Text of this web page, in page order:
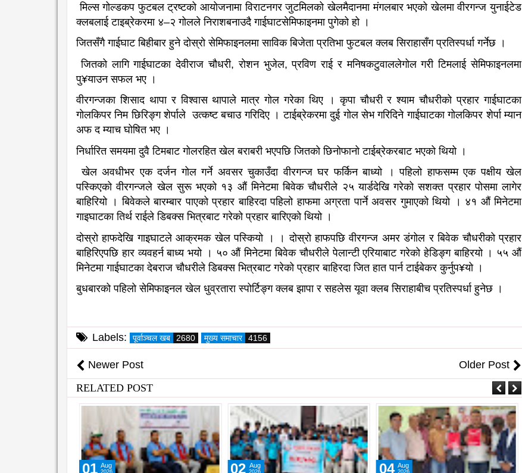
मिल्स गोल्डकप फुटबल ट्रष्टको आयोजनामा विराटनगर जुटमिलको खेलमैदानमा मंगलबार भएको खेलमा वीरगन्ज युनाईटेड
क्लबलाई टाइब्रेकरमा ४–२ गोलले निराशबनाउदै गाईघाटसेमिफाइनमा पुगेको हो ।
जितसँगै गाईघाट बिहीबार हुने दोस्रो सेमिफाइनलमा साविक बिजेता प्रतिभा फुटबल क्लब सिराहासँग प्रतिस्पर्धा गर्नेछ ।
जितको लागि गाईघाटका देवीराज चौधरी, रोशन भुजेल, प्रविण राई र मनिषकटुवाललेगोल गरी टिमलाई सेमिफाइनलमा
पु¥याउन सफल भए ।
वीरगन्जका शिसाद थापा र विश्वास थापाले मात्र गोल गरेका थिए । कृपा चौधरी र श्याम चौधरीको प्रहार गाईघाटका
गोलकिपर निम छिरिङ्ग शेर्पाले उत्कष्ट बचाउ गरिदिए । टाईब्रेकरमा दुई गोल सेभ गरिदिने गाईघाटका गोलकिपर शेर्पा म्यान
अफ द म्याच घोषित भए ।
निर्धारित समयमा दुवै टिमबाट गोलरहित खेल बराबरी भएपछि जितको छिनोफानो टाईब्रेकरबाट भएको थियो ।
खेल अवधीभर एक दर्जन गोल गर्ने अवसर चुकाउँदा वीरगन्ज घर फर्किन बाध्यो । पहिलो हाफसम्म एक पक्षीय खेल
पस्किएको वीरगन्जले खेल सुरू भएको १३ औं मिनेटमा बिवेक चौधरीले २५ यार्डदेखि गरेको सशक्त प्रहार पोसमा लागेर
बाहिरियो । बिवेकले बारम्बार पाएको प्रहार बाहिरदा पहिलो हाफमा अग्रता पार्ने अवसर गुमाएको थियो । ४१ औं मिनेटमा
गाइघाटका तिर्थ राईले डिबक्स भित्रबाट गरेको प्रहार बारिएको थियो ।
दोस्रो हाफदेखि गाइघाटले आक्रमक खेल पस्कियो । । दोस्रो हाफपछि वीरगन्ज अमर डंगोल र बिवेक चौधरीको प्रहार
बाहिरिएपछि हार व्यवहर्न बाध्य भयो । ५० औं मिनेटमा बिवेक चौधरीले पेलान्टी एरियाबाट गरेको हेडिङ्ग बाहिरयो । ५५ औं
मिनेटमा गाईघाटका देबराज चौधरीले डिबक्स भित्रबाट गरेको प्रहार बाहिरदा जित हात पार्न टाईबेकर कुर्नुप¥यो ।
बुधबारको पहिलो सेमिफाइनल खेल धुव्रतारा स्पोर्टिङ्ग क्लब झापा र सहलेस यूवा क्लब सिराहाबीच प्रतिस्पर्धा हुनेछ ।
Labels: पूर्वाञ्चल खब 2680 मुख्य समाचार 4156
Newer Post
Older Post
RELATED POST
01 Aug
2026 02 Aug
2026 04 Aug
2026